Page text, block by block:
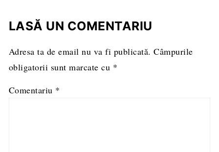
LASĂ UN COMENTARIU
Adresa ta de email nu va fi publicată. Câmpurile
obligatorii sunt marcate cu *
Comentariu *